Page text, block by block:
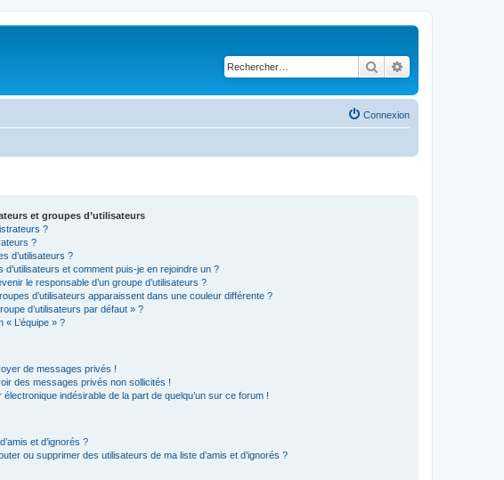
Rechercher
Connexion
et groupes d’utilisateurs
?
?
d’utilisateurs ?
d’utilisateurs et comment puis-je en rejoindre un ?
le responsable d’un groupe d’utilisateurs ?
d’utilisateurs apparaissent dans une couleur différente ?
d’utilisateurs par défaut » ?
« L’équipe » ?
de messages privés !
des messages privés non sollicités !
électronique indésirable de la part de quelqu’un sur ce forum !
et d’ignorés ?
ou supprimer des utilisateurs de ma liste d’amis et d’ignorés ?